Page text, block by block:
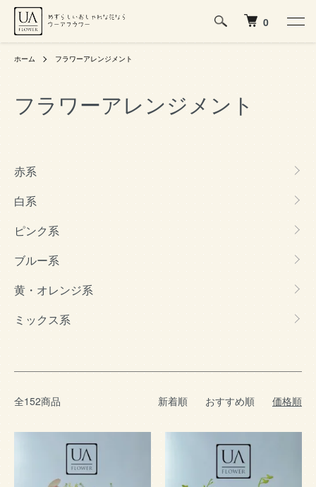
0
ホーム フラワーアレンジメント
フラワーアレンジメント
赤系
白系
ピンク系
ブルー系
黄・オレンジ系
ミックス系
全152商品 新着順 おすすめ順 価格順